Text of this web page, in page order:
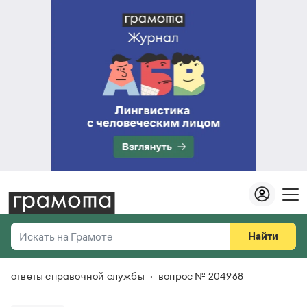
Искать на Грамоте
Справочная служба
Найти
Везде
ответы справочной службы вопрос № 204968